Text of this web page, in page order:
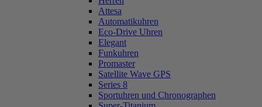
Attesa
Automatikuhren
Eco-Drive Uhren
Elegant
Funkuhren
Promaster
Satellite Wave GPS
Series 8
Sportuhren und Chronographen